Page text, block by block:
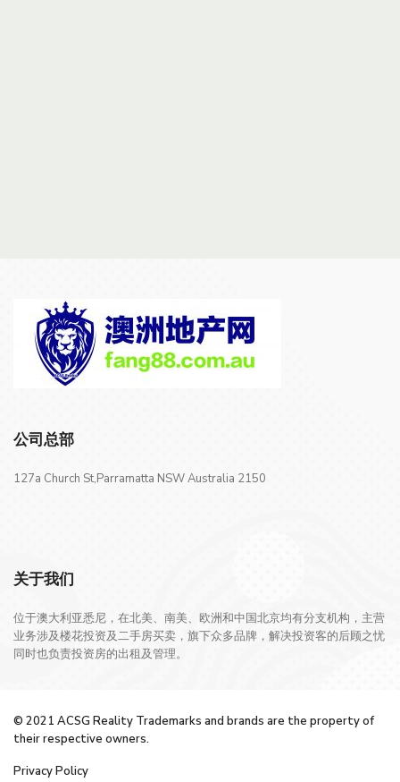
公司总部
127a Church St,Parramatta NSW Australia 2150
关于我们
位于澳大利亚悉尼，在北美、南美、欧洲和中国北京均有分支机构，主营
业务涉及楼花投资及二手房买卖，旗下众多品牌，解决投资客的后顾之忧
同时也负责投资房的出租及管理。
© 2021 ACSG Reality Trademarks and brands are the property of
their respective owners.
Privacy Policy